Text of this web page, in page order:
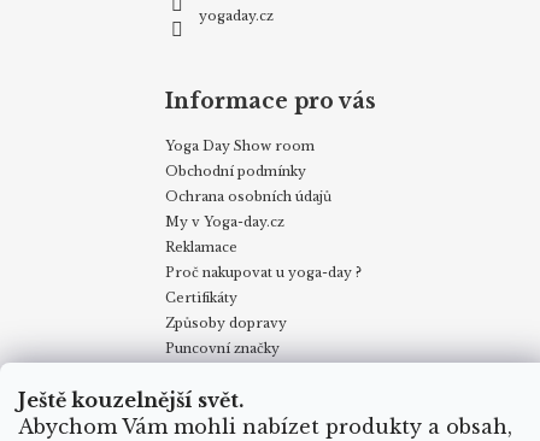
Ještě kouzelnější svět.
Abychom Vám mohli nabízet produkty a obsah,
yogaday.cz
Informace pro vás
Yoga Day Show room
Obchodní podmínky
Ochrana osobních údajů
My v Yoga-day.cz
Reklamace
Proč nakupovat u yoga-day ?
Certifikáty
Způsoby dopravy
Puncovní značky